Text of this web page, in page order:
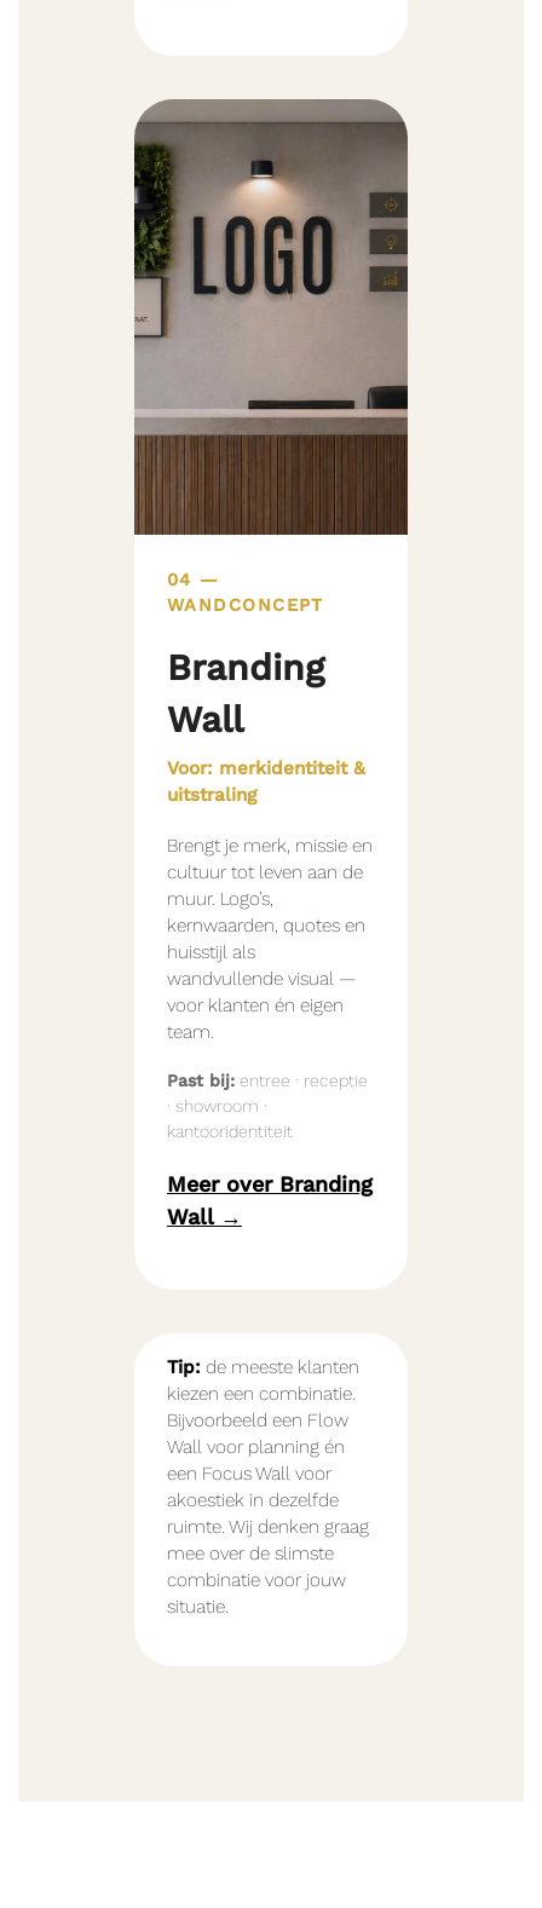
04 —
WANDCONCEPT
Branding
Wall
Voor: merkidentiteit &
uitstraling
Brengt je merk, missie en
cultuur tot leven aan de
muur. Logo’s,
kernwaarden, quotes en
huisstijl als
wandvullende visual —
voor klanten én eigen
team.
Past bij:entree · receptie
· showroom ·
kantooridentiteit
Meer over Branding
Wall →
Tip: de meeste klanten
kiezen een combinatie.
Bijvoorbeeld een Flow
Wall voor planning én
een Focus Wall voor
akoestiek in dezelfde
ruimte. Wij denken graag
mee over de slimste
combinatie voor jouw
situatie.